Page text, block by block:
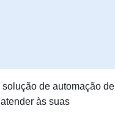
de automação de
às suas